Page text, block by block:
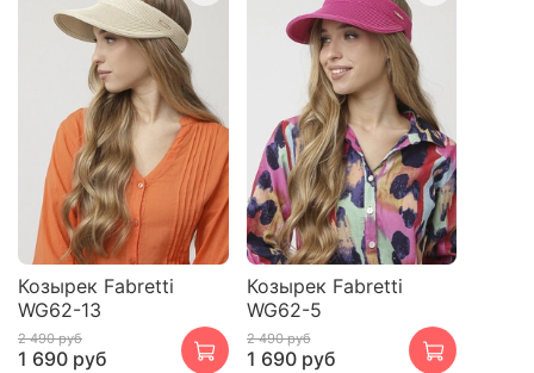
Козырек Fabretti
WG62-13
2 490 руб
1 690 руб
Козырек Fabretti
WG62-5
2 490 руб
1 690 руб